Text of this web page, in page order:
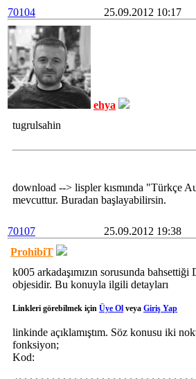
70104 25.09.2012 10:17
ehya
tugrulsahin
download --> lispler kısmında "Türkçe
mevcuttur. Buradan başlayabilirsin.
70107
25.09.2012 19:38
ProhibiT
k005 arkadaşımızın sorusunda
objesidir. Bu konuyla ilgili detayları
Linkleri görebilmek için Üye Ol veya Giriş Yap
linkinde açıklamıştım. Söz konusu iki
fonksiyon;
Kod: